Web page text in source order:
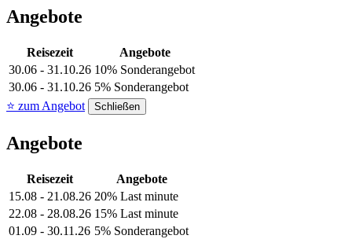
Angebote
Reisezeit
Angebote
30.06 - 31.10.26 10% Sonderangebot
30.06 - 31.10.26 5% Sonderangebot
⭐ zum Angebot
Schließen
Angebote
Reisezeit
Angebote
15.08 - 21.08.26 20% Last minute
22.08 - 28.08.26 15% Last minute
01.09 - 30.11.26 5% Sonderangebot